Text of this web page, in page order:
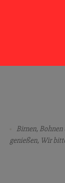
Birnen,
genießen, Wir